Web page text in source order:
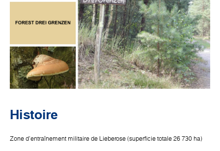
Histoire
Zone d'entraînement militaire de Lieberose (superficie totale 26 730 ha)